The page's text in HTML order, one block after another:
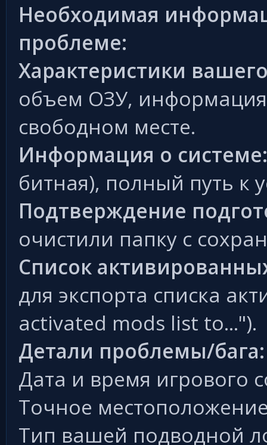
Необходимая
проблеме:
Характеристики
объем ОЗУ, информация
свободном месте.
Информация о системе:
битная), полный путь к
Подтверждение
очистили папку с
Список
для экспорта списка
activated mods list to...").
Детали проблемы/бага:
Дата и время игрового
Точное
Тип вашей подводной